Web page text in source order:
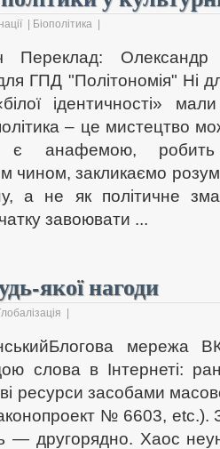
Біополітика
Переклад: Олександр
ГПД "Політономія" Ні
ідентичності»
– це мистецтво
є анафемою, робить
закликаємо
а не як політичне
завоювати ...
якої нагоди
мережа
слова в Інтернеті:
ресурси засобами
№ 6603, etc.).
— другорядно. Хаос